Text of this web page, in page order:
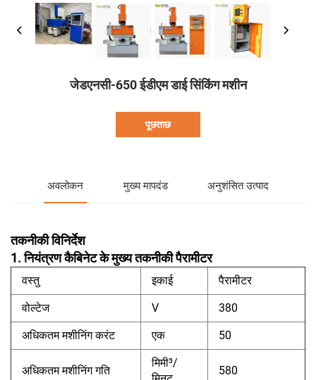
जेडएनसी-650 ईडीएम डाई सिंकिंग मशीन
पूछताछ
अवलोकन मुख्य मापदंड अनुशंसित उत्पाद
तकनीकी विनिर्देश
1. नियंत्रण कैबिनेट के मुख्य तकनीकी पैरामीटर
वस्तु इकाई पैरामीटर
वोल्टेज V 380
अधिकतम मशीनिंग करंट एक 50
अधिकतम मशीनिंग गति
मिमी³/
580